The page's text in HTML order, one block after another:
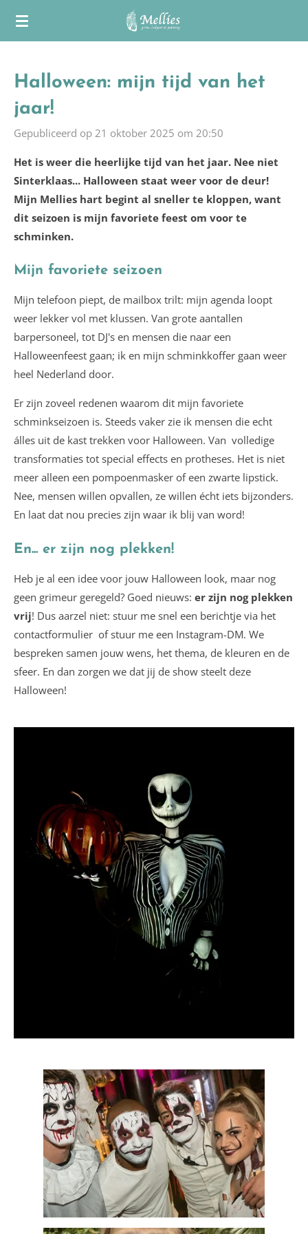
Ga
de
hoofdinhoud
Halloween: mijn tijd van het
jaar!
Gepubliceerd op 21 oktober 2025 om 20:50
Het is weer die heerlijke tijd van het jaar. Nee niet
Sinterklaas... Halloween staat weer voor de deur!
Mijn Mellies hart begint al sneller te kloppen, want
dit seizoen is mijn favoriete feest om voor te
schminken.
Mijn favoriete seizoen
Mijn telefoon piept, de mailbox trilt: mijn agenda loopt
weer lekker vol met klussen. Van grote aantallen
barpersoneel, tot DJ's en mensen die naar een
Halloweenfeest gaan; ik en mijn schminkkoffer gaan weer
heel Nederland door.
Er zijn zoveel redenen waarom dit mijn favoriete
schminkseizoen is. Steeds vaker zie ik mensen die echt
álles uit de kast trekken voor Halloween. Van volledige
transformaties tot special effects en protheses. Het is niet
meer alleen een pompoenmasker of een zwarte lipstick.
Nee, mensen willen opvallen, ze willen écht iets bijzonders.
En laat dat nou precies zijn waar ik blij van word!
En... er zijn nog plekken!
Heb je al een idee voor jouw Halloween look, maar nog
geen grimeur geregeld? Goed nieuws: er zijn nog plekken
vrij! Dus aarzel niet: stuur me snel een berichtje via het
contactformulier of stuur me een Instagram-DM. We
bespreken samen jouw wens, het thema, de kleuren en de
sfeer. En dan zorgen we dat jij de show steelt deze
Halloween!